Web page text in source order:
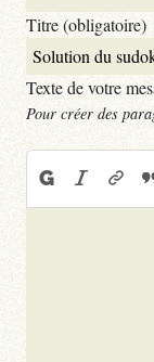
Titre (obligatoire)
Texte de votre
Pour créer des